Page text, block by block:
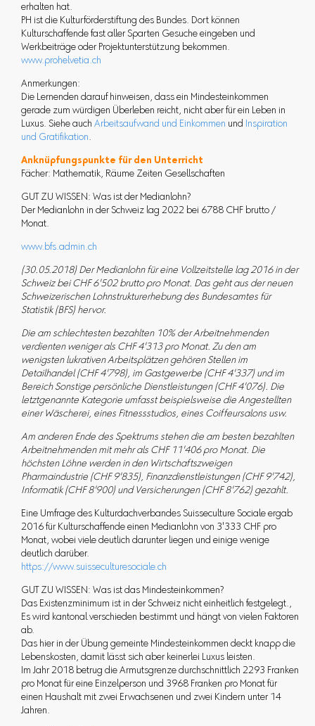
erhalten hat.
PH ist die Kulturförderstiftung des Bundes. Dort können
Kulturschaffende fast aller Sparten Gesuche eingeben und
Werkbeiträge oder Projektunterstützung bekommen.
www.prohelvetia.ch
Anmerkungen:
Die Lernenden darauf hinweisen, dass ein Mindesteinkommen
gerade zum würdigen Überleben reicht, nicht aber für ein Leben in
Luxus. Siehe auch Arbeitsaufwand und Einkommen und Inspiration
und Gratifikation.
Anknüpfungspunkte für den Unterricht
Fächer: Mathematik, Räume Zeiten Gesellschaften
GUT ZU WISSEN: Was ist der Medianlohn?
Der Medianlohn in der Schweiz lag 2022 bei 6788 CHF brutto /
Monat.
www.bfs.admin.ch
(30.05.2018) Der Medianlohn für eine Vollzeitstelle lag 2016 in der
Schweiz bei CHF 6'502 brutto pro Monat. Das geht aus der neuen
Schweizerischen Lohnstrukturerhebung des Bundesamtes für
Statistik (BFS) hervor.
Die am schlechtesten bezahlten 10% der Arbeitnehmenden
verdienten weniger als CHF 4'313 pro Monat. Zu den am
wenigsten lukrativen Arbeitsplätzen gehören Stellen im
Detailhandel (CHF 4'798), im Gastgewerbe (CHF 4'337) und im
Bereich Sonstige persönliche Dienstleistungen (CHF 4'076). Die
letztgenannte Kategorie umfasst beispielsweise die Angestellten
einer Wäscherei, eines Fitnessstudios, eines Coiffeursalons usw.
Am anderen Ende des Spektrums stehen die am besten bezahlten
Arbeitnehmenden mit mehr als CHF 11'406 pro Monat. Die
höchsten Löhne werden in den Wirtschaftszweigen
Pharmaindustrie (CHF 9'835), Finanzdienstleistungen (CHF 9'742),
Informatik (CHF 8'900) und Versicherungen (CHF 8'762) gezahlt.
Eine Umfrage des Kulturdachverbandes Suisseculture Sociale ergab
2016 für Kulturschaffende einen Medianlohn von 3'333 CHF pro
Monat, wobei viele deutlich darunter liegen und einige wenige
deutlich darüber.
https://www.suisseculturesociale.ch
GUT ZU WISSEN: Was ist das Mindesteinkommen?
Das Existenzminimum ist in der Schweiz nicht einheitlich festgelegt.,
Es wird kantonal verschieden bestimmt und hängt von vielen Faktoren
ab.
Das hier in der Übung gemeinte Mindesteinkommen deckt knapp die
Lebenskosten, damit lässt sich aber keinerlei Luxus leisten.
Im Jahr 2018 betrug die Armutsgrenze durchschnittlich 2293 Franken
pro Monat für eine Einzelperson und 3968 Franken pro Monat für
einen Haushalt mit zwei Erwachsenen und zwei Kindern unter 14
Jahren.